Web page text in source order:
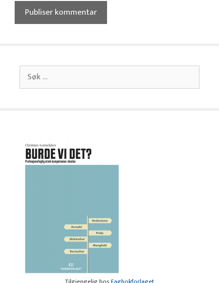
Søk
etter: